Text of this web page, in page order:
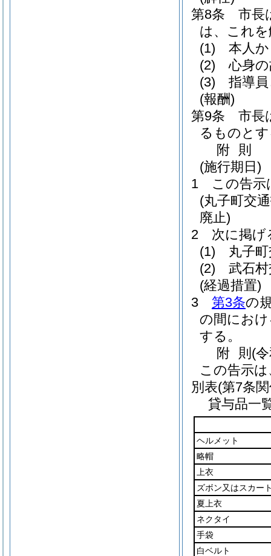
第8条
市長
は、これ
(1)
本人
(2)
心身
(3)
指導
(報酬)
第9条
市長
るものと
附 則
(施行期日)
1
この告示
(丸子町交
廃止)
2
次に掲げ
(1)
丸子
(2)
武石
(経過措置)
3
第3条の
の間にお
する。
附 則 (
この告示
別表(第7条
貸与品一
ヘルメット
略帽
上衣
ズボン又はスカー
夏上衣
ネクタイ
手袋
白ベルト